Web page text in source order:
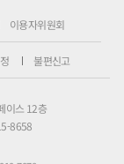
이용자위원회
불편신고
이스 12층
8658